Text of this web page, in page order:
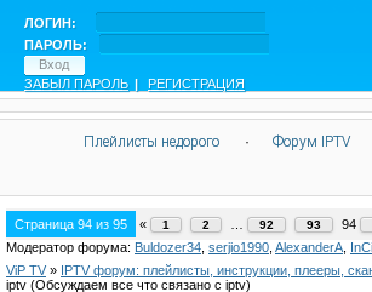
ЛОГИН:
ПАРОЛЬ:
ЗАБЫЛ ПАРОЛЬ | РЕГИСТРАЦИЯ
Плейлисты недорого · Форум IPTV
Страница 94 из 95 « 1 2 92 93 94
Модератор форума: Buldozer34 serjio1990 AlexanderA
ViP TV » IPTV форум: плейлисты, инструкции, плееры,
iptv (Обсуждаем все что связано с iptv)